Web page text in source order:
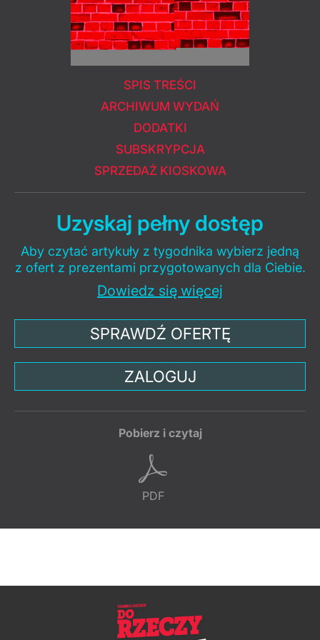
SPIS TREŚCI
ARCHIWUM WYDAŃ
DODATKI
SUBSKRYPCJA
SPRZEDAŻ KIOSKOWA
Uzyskaj pełny dostęp
Aby czytać artykuły z tygodnika wybierz jedną
z ofert z prezentami przygotowanych dla Ciebie.
Dowiedz się więcej
SPRAWDŹ OFERTĘ
ZALOGUJ
Pobierz i czytaj
PDF